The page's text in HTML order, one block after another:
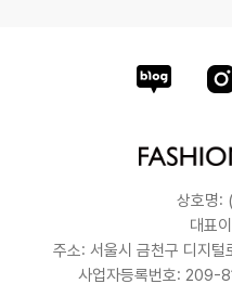
상호명:
대표
주소: 서울시 금천구 디지
사업자등록번호: 209-